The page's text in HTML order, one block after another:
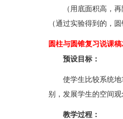
（用底面积高，
（通过实验得到的，
圆柱与圆锥复习说课稿
预设目标：
使学生比较系统
别，发展学生的空间观
教学过程：